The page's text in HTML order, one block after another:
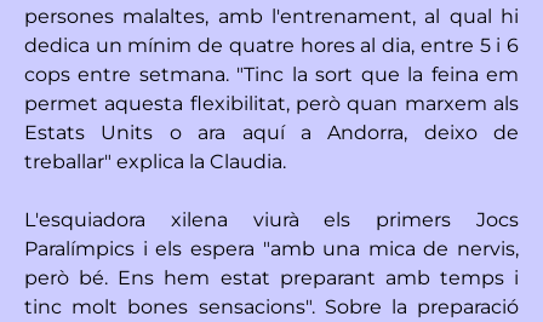
persones malaltes, amb l'entrenament, al qual hi
dedica un mínim de quatre hores al dia, entre 5 i 6
cops entre setmana. "Tinc la sort que la feina em
permet aquesta flexibilitat, però quan marxem als
Estats Units o ara aquí a Andorra, deixo de
treballar" explica la Claudia.
L'esquiadora xilena viurà els primers Jocs
Paralímpics i els espera "amb una mica de nervis,
però bé. Ens hem estat preparant amb temps i
tinc molt bones sensacions". Sobre la preparació